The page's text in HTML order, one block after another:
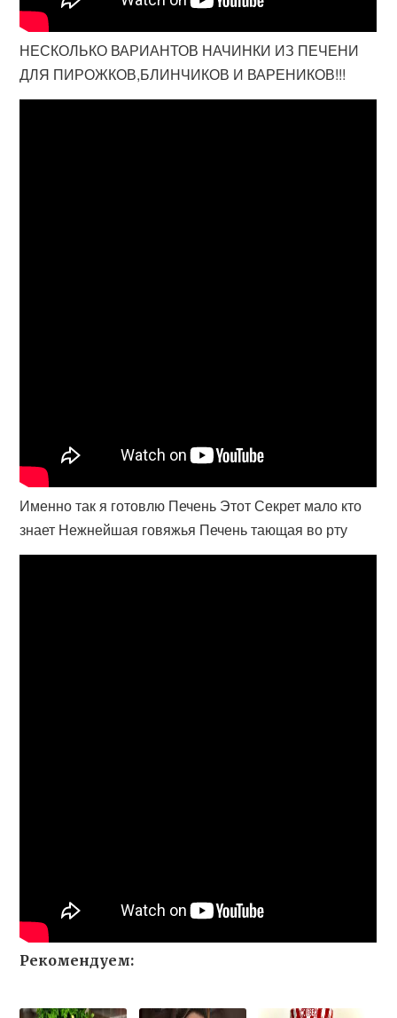
НЕСКОЛЬКО ВАРИАНТОВ НАЧИНКИ ИЗ ПЕЧЕНИ
ДЛЯ ПИРОЖКОВ,БЛИНЧИКОВ И ВАРЕНИКОВ!!!
Именно так я готовлю Печень Этот Секрет мало кто
знает Нежнейшая говяжья Печень тающая во рту
Рекомендуем: